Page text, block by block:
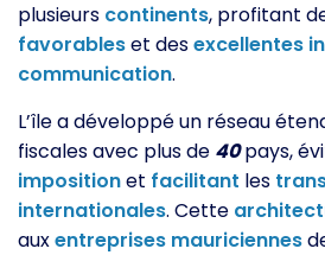
plusieurs continents, profitant
favorableset desexcellentes
communication.
L’île a développé un réseau
fiscales avec plus de 40pays,
impositionet facilitant les
internationales. Cette
auxentreprises mauriciennes